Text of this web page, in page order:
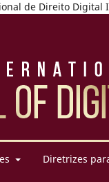
de Direito Digital
Diretrizes